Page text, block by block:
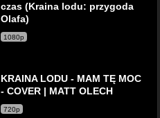
czas (Kraina lodu: przygoda
Olafa)
1080p
KRAINA LODU - MAM TĘ MOC
- COVER | MATT OLECH
720p